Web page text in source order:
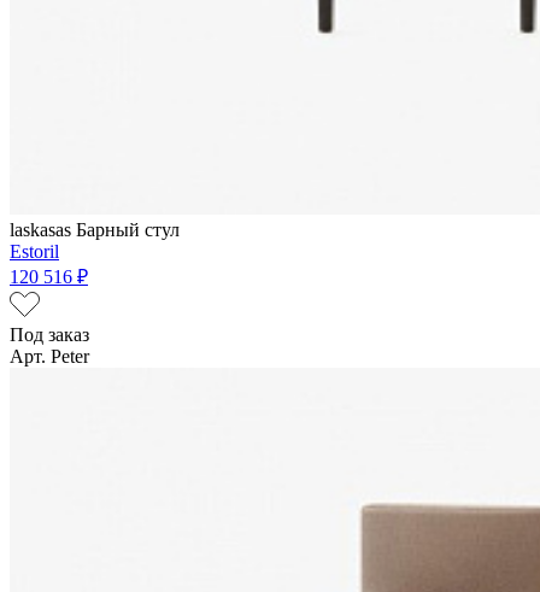
laskasas Барный стул
Estoril
120 516 ₽
Под заказ
Арт. Peter